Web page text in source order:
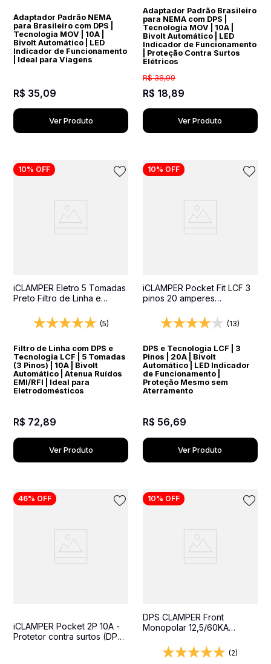
Adaptador Padrão NEMA
para Brasileiro com DPS |
Tecnologia MOV | 10A |
Bivolt Automático | LED
Indicador de Funcionamento
| Ideal para Viagens
R$ 35,09
Ver Produto
Adaptador Padrão Brasileiro
para NEMA com DPS |
Tecnologia MOV | 10A |
Bivolt Automático | LED
Indicador de Funcionamento
| Proteção Contra Surtos
Elétricos
R$ 38,99
R$ 18,89
Ver Produto
10% OFF
iCLAMPER Eletro 5 Tomadas
Preto Filtro de Linha e
(5)
Filtro de Linha com DPS e
Tecnologia LCF | 5 Tomadas
(3 Pinos) | 10A | Bivolt
Automático | Atenua Ruídos
EMI/RFI | Ideal para
Eletrodomésticos
R$ 72,89
Ver Produto
10% OFF
iCLAMPER Pocket Fit LCF 3
pinos 20 amperes
Elétrico DPS Bivolt
(13)
DPS e Tecnologia LCF | 3
Pinos | 20A | Bivolt
Automático | LED Indicador
de Funcionamento |
Proteção Mesmo sem
Aterramento
R$ 56,69
Ver Produto
46% OFF
iCLAMPER Pocket 2P 10A -
Protetor contra surtos (DPS)
10% OFF
DPS CLAMPER Front
Monopolar 12,5/60KA
surtos para quadros
elétricos
(2)